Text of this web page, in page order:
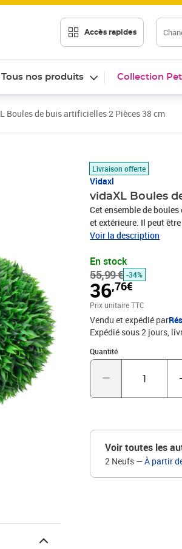
Accès rapides
Tous nos produits Collection
Boules de buis artificielles 2 Pièces 38 cm
Livraison offerte
Vidaxl
vidaXL Boules
Cet ensemble de
et extérieure. Il peut
chaîne suspendue.
jardin. Fabriquée en
pour une utilisation
mélangé luxuriant et
vertMatériau :
artificielle
Voir la description
En stock
55,99 €
Prix barré 55,99 €
-34%
36,76€
Prix 36,76€
Prix unitaire TTC
Vendu et expédié par
Expédié sous 2 jours
Quantité
Quantité : 1
Voir toutes les
2 Neufs —À partir